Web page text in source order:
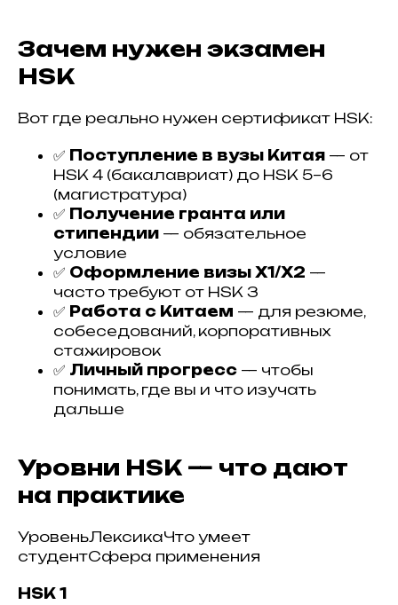
Зачем нужен экзамен
HSK
Вот где реально нужен сертификат HSK:
✅ Поступление в вузы Китая — от
HSK 4 (бакалавриат) до HSK 5–6
(магистратура)
✅ Получение гранта или
стипендии — обязательное
условие
✅ Оформление визы X1/X2 —
часто требуют от HSK 3
✅ Работа с Китаем — для резюме,
собеседований, корпоративных
стажировок
✅ Личный прогресс — чтобы
понимать, где вы и что изучать
дальше
Уровни HSK — что дают
на практике
УровеньЛексикаЧто умеет
студентСфера применения
HSK 1